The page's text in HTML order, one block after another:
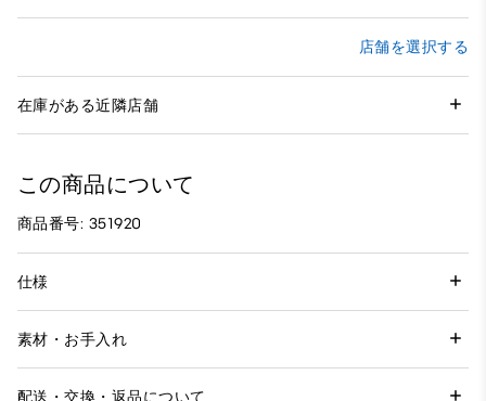
店舗を選択する
在庫がある近隣店舗
この商品について
商品番号: 351920
仕様
素材・お手入れ
配送・交換・返品について